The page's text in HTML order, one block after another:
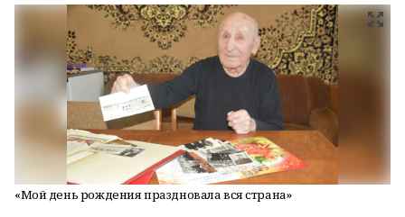
«Мой день рождения праздновала вся страна»